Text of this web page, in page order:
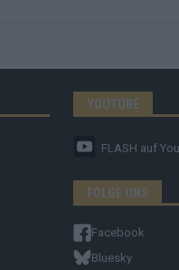
YOUTUBE
FLASH auf
FOLGE UNS
Facebook
Bluesky